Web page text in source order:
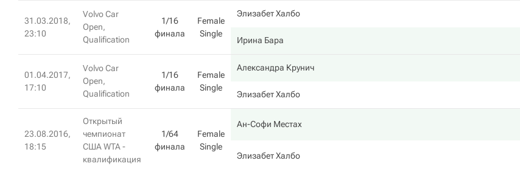
31.03.2018,
23:10
Volvo Car
Open,
Qualification
1/16
финала
Female
Single
Элизабет Халбо
Ирина Бара
01.04.2017,
17:10
Volvo Car
Open,
Qualification
1/16
финала
Female
Single
Александра Крунич
Элизабет Халбо
23.08.2016,
18:15
Открытый
чемпионат
США WTA -
квалификация
1/64
финала
Female
Single
Ан-Софи Местах
Элизабет Халбо